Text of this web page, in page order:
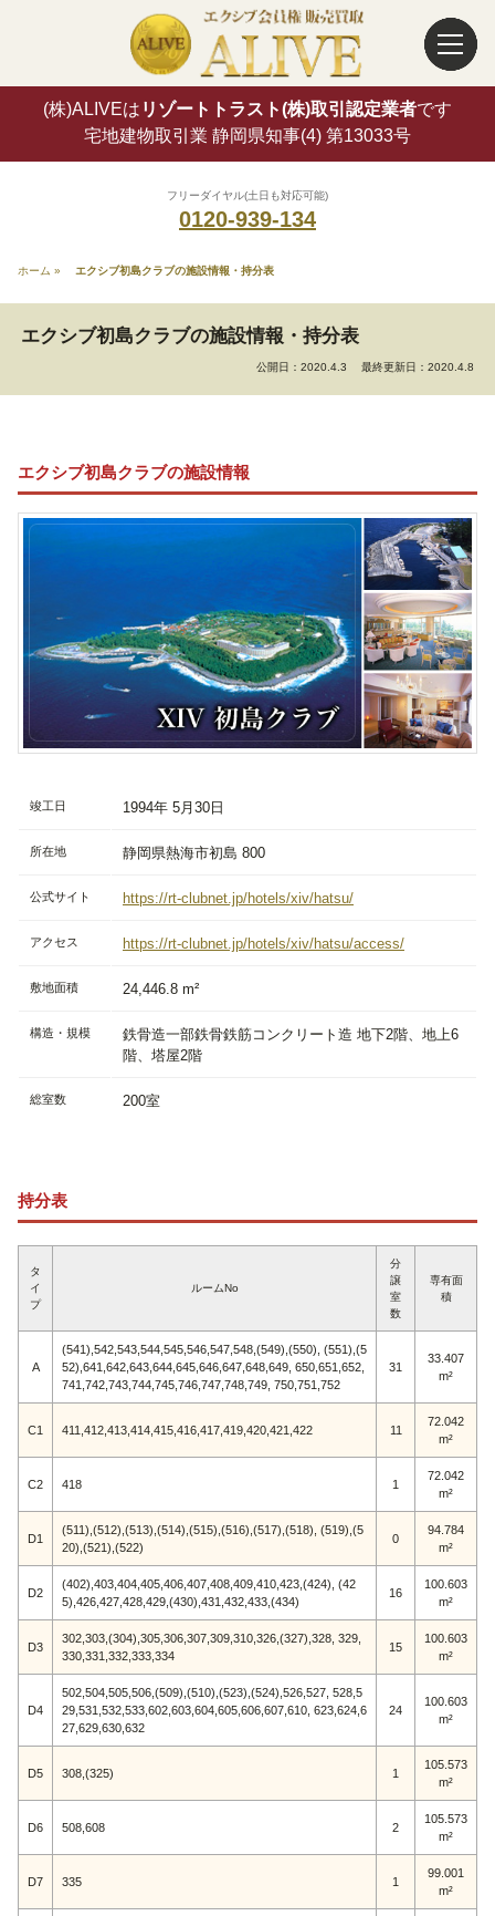
(株)ALIVEは リゾートトラスト(株)取引認定業者です
宅地建物取引業 静岡県知事(4) 第13033号
フリーダイヤル(土日も対応可能)
0120-939-134
ホーム » エクシブ初島クラブの施設情報・持分表
エクシブ初島クラブの施設情報・持分表
公開日：2020.4.3 最終更新日：2020.4.8
エクシブ初島クラブの施設情報
竣工日 1994年 5月30日
所在地 静岡県熱海市初島 800
公式サイト https://rt-clubnet.jp/hotels/xiv/hatsu/
アクセス https://rt-clubnet.jp/hotels/xiv/hatsu/access/
敷地面積 24,446.8 m²
構造・規模
鉄骨造一部鉄骨鉄筋コンクリート造 地下2階、地上6
階、塔屋2階
総室数 200室
持分表
タ
イ
プ
ルームNo
分
譲
室
数
専有面
積
A
(541),542,543,544,545,546,547,548,(549),(550), (551),(5
52),641,642,643,644,645,646,647,648,649, 650,651,652,
741,742,743,744,745,746,747,748,749, 750,751,752
31
33.407
m²
C1 411,412,413,414,415,416,417,419,420,421,422 11
72.042
m²
C2 418 1
72.042
m²
D1
(511),(512),(513),(514),(515),(516),(517),(518), (519),(5
20),(521),(522)
0
94.784
m²
D2
(402),403,404,405,406,407,408,409,410,423,(424), (42
5),426,427,428,429,(430),431,432,433,(434)
16
100.603
m²
D3
302,303,(304),305,306,307,309,310,326,(327),328, 329,
330,331,332,333,334
15
100.603
m²
D4
502,504,505,506,(509),(510),(523),(524),526,527, 528,5
29,531,532,533,602,603,604,605,606,607,610, 623,624,6
27,629,630,632
24
100.603
m²
D5 308,(325) 1
105.573
m²
D6 508,608 2
105.573
m²
D7 335 1
99.001
m²